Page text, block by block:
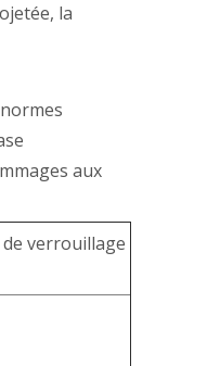
la
aux
verrouillage